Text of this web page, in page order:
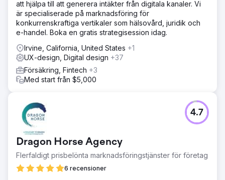
att hjälpa till att generera intäkter från digitala kanaler. Vi
är specialiserade på marknadsföring för
konkurrenskraftiga vertikaler som hälsovård, juridik och
e-handel. Boka en gratis strategisession idag.
Irvine, California, United States +1
UX-design, Digital design +37
Försäkring, Fintech +3
Med start från $5,000
Dragon Horse Agency
Flerfaldigt prisbelönta marknadsföringstjänster för företag
6 recensioner
4.7